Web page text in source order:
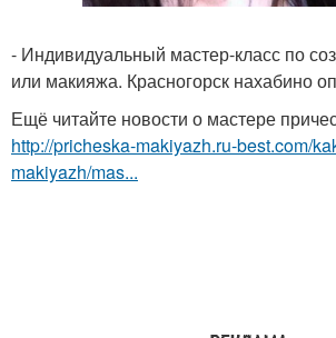
- Индивидуальный мастер-класс по
или макияжа. Красногорск нахабино
Ещё читайте новости о мастере
http://pricheska-makiyazh.ru-best.com/
makiyazh/mas...